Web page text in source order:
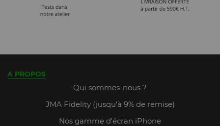
A PROPOS
Qui sommes-nous ?
JMA Fidelity (jusqu'à 9% de remise)
Nos gamme d'écran iPhone